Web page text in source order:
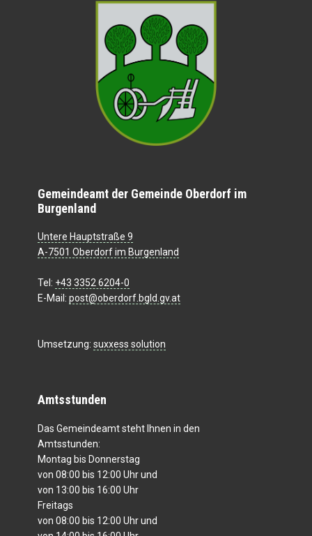
Gemeindeamt der Gemeinde Oberdorf im
Burgenland
Untere Hauptstraße 9
A-7501 Oberdorf im Burgenland
Tel: +43 3352 6204-0
E-Mail: post@oberdorf.bgld.gv.at
Umsetzung: suxxess solution
Amtsstunden
Das Gemeindeamt steht Ihnen in den
Amtsstunden:
Montag bis Donnerstag
von 08:00 bis 12:00 Uhr und
von 13:00 bis 16:00 Uhr
Freitags
von 08:00 bis 12:00 Uhr und